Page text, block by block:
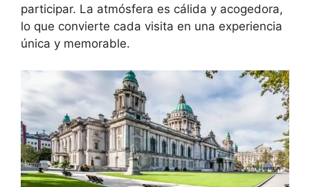
participar. La atmósfera es cálida y acogedora,
lo que convierte cada visita en una experiencia
única y memorable.